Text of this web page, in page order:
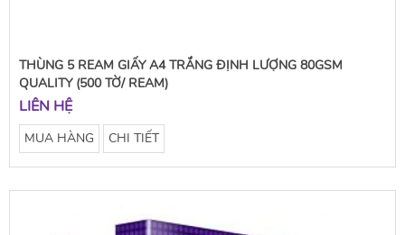
THÙNG 5 REAM GIẤY A4 TRẮNG ĐỊNH LƯỢNG 80GSM
QUALITY (500 TỜ/ REAM)
LIÊN HỆ
MUA HÀNG CHI TIẾT